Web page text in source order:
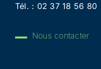
Tél. : 02 37 18 56 80
Nous contacter